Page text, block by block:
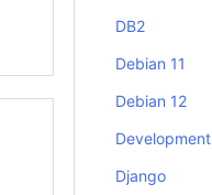
DB2
Debian 11
Debian 12
Development
Django